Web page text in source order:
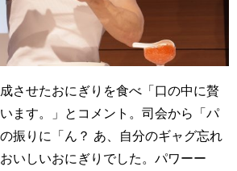
させたおにぎりを食べ「口の中に贅
ます。」とコメント。司会から「パ
振りに「ん？ あ、自分のギャグ忘れ
いしいおにぎりでした。パワーー